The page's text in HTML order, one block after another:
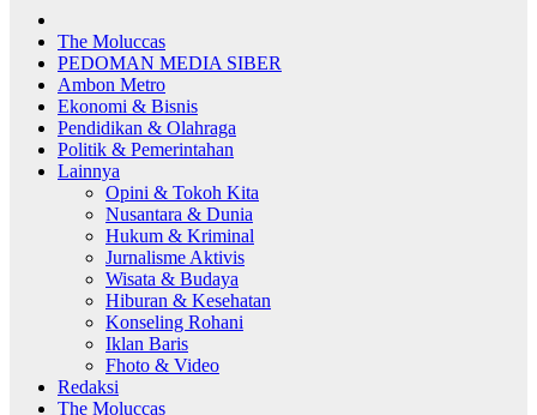
The Moluccas
PEDOMAN MEDIA SIBER
Ambon Metro
Ekonomi & Bisnis
Pendidikan & Olahraga
Politik & Pemerintahan
Lainnya
Opini & Tokoh Kita
Nusantara & Dunia
Hukum & Kriminal
Jurnalisme Aktivis
Wisata & Budaya
Hiburan & Kesehatan
Konseling Rohani
Iklan Baris
Fhoto & Video
Redaksi
The Moluccas